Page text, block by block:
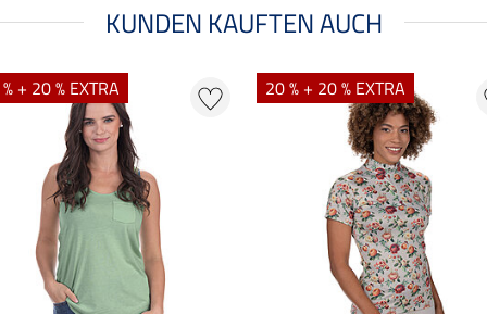
KUNDEN KAUFTEN AUCH
+ 20 % EXTRA 20 % + 20 % EXTRA